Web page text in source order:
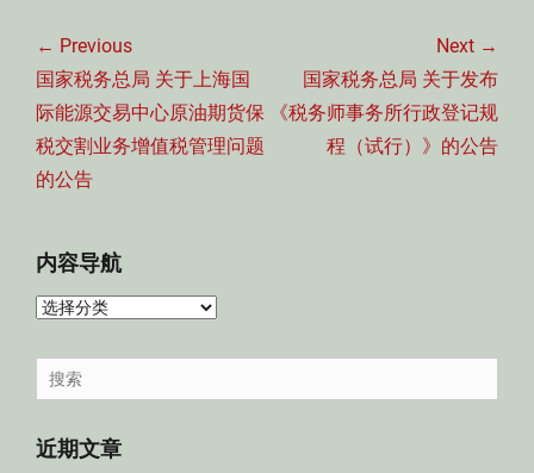
章
导
航
← Previous
Previous
post:
国家税务总局 关于上海国
际能源交易中心原油期货保
税交割业务增值税管理问题
的公告
Next →
post:
国家税务总局 关于发布
《税务师事务所行政登记规
程（试行）》的公告
内容导航
内
导
航
Search
for:
近期文章